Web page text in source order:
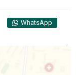
WhatsApp